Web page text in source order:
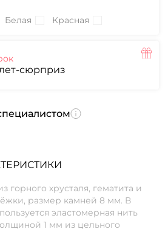
Белая Красная
сюрприз
горного хрусталя, гематита и
размер камней 8 мм. В
эластомерная нить
1 мм из цельного